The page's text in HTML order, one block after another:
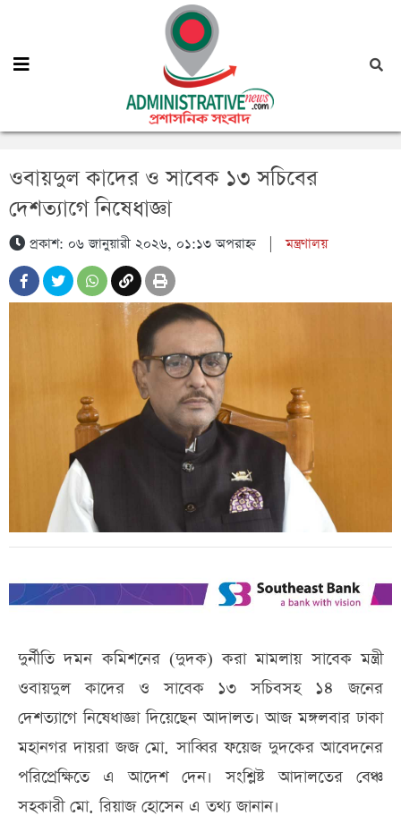
ওবায়দুল কাদের ও সাবেক ১৩ সচিবের
দেশত্যাগে নিষেধাজ্ঞা
প্রকাশ: ০৬ জানুয়ারী ২০২৬, ০১:১৩ অপরাহ্ন|মন্ত্রণালয়
দুর্নীতি দমন কমিশনের (দুদক) করা মামলায় সাবেক মন্ত্রী
ওবায়দুল কাদের ও সাবেক ১৩ সচিবসহ ১৪ জনের
দেশত্যাগে নিষেধাজ্ঞা দিয়েছেন আদালত। আজ মঙ্গলবার ঢাকা
মহানগর দায়রা জজ মো. সাব্বির ফয়েজ দুদকের আবেদনের
পরিপ্রেক্ষিতে এ আদেশ দেন। সংশ্লিষ্ট আদালতের বেঞ্চ
সহকারী মো. রিয়াজ হোসেন এ তথ্য জানান।